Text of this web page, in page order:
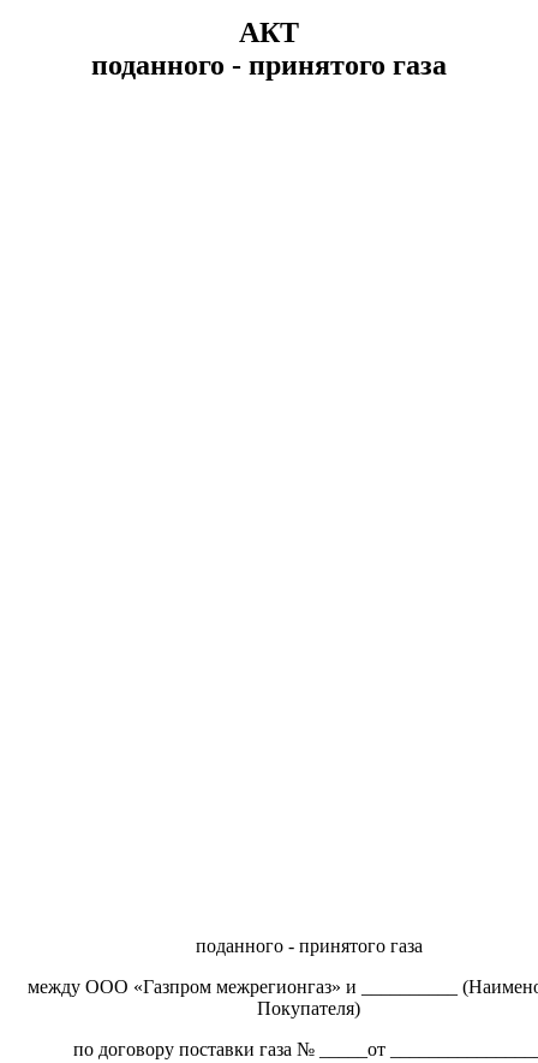
АКТ
поданного - принятого газа
поданного - принятого газа
между ООО «Газпром межрегионгаз» и __________
Покупателя)
по договору поставки газа № _____от